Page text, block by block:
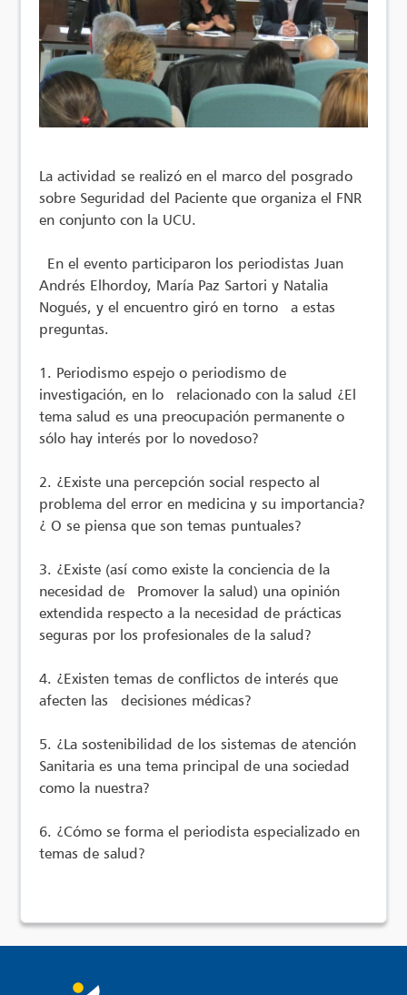
La actividad se realizó en el marco del posgrado
sobre Seguridad del Paciente que organiza el FNR
en conjunto con la UCU.
En el evento participaron los periodistas Juan
Andrés Elhordoy, María Paz Sartori y Natalia
Nogués, y el encuentro giró en torno a estas
preguntas.
1. Periodismo espejo o periodismo de
investigación, en lo relacionado con la salud ¿El
tema salud es una preocupación permanente o
sólo hay interés por lo novedoso?
2. ¿Existe una percepción social respecto al
problema del error en medicina y su importancia?
¿ O se piensa que son temas puntuales?
3. ¿Existe (así como existe la conciencia de la
necesidad de Promover la salud) una opinión
extendida respecto a la necesidad de prácticas
seguras por los profesionales de la salud?
4. ¿Existen temas de conflictos de interés que
afecten las decisiones médicas?
5. ¿La sostenibilidad de los sistemas de atención
Sanitaria es una tema principal de una sociedad
como la nuestra?
6. ¿Cómo se forma el periodista especializado en
temas de salud?